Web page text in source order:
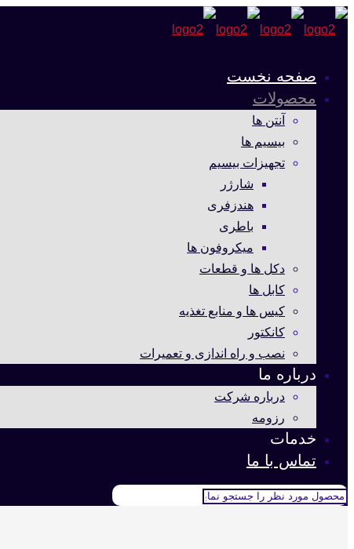
صفحه نخست
محصولات
آنتن ها
بیسیم ها
تجهیزات بیسیم
شارژر
هندزفری
باطری
میکروفون ها
دکل ها و قطعات
کابل ها
کیس ها و منابع تغذیه
کانکتور
نصب و راه اندازی و تعمیرات
درباره ما
درباره شرکت
رزومه
خدمات
تماس با ما